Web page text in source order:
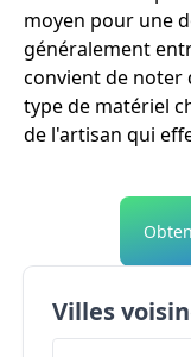
moyen pour une
généralement
convient de noter
type de matériel
de l'artisan qui
Villes